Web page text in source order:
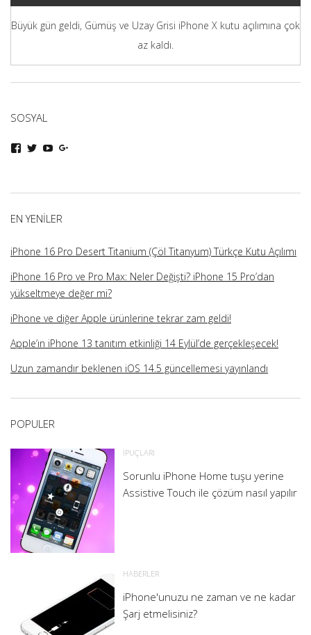
Büyük gün geldi, Gümüş ve Uzay Grisi iPhone X kutu açılımına çok
az kaldı.
SOSYAL
iphoneturka
profilini
iphoneturka
profilini
iphoneturka
profiliniprofilini
EN YENILER
iPhone 16 Pro Desert Titanium (Çöl Titanyum) Türkçe Kutu Açılımı
iPhone 16 Pro ve Pro Max: Neler Değişti? iPhone 15 Pro’dan
yükseltmeye değer mi?
iPhone ve diğer Apple ürünlerine tekrar zam geldi!
Apple’ın iPhone 13 tanıtım etkinliği 14 Eylül’de gerçekleşecek!
Uzun zamandır beklenen iOS 14.5 güncellemesi yayınlandı
POPULER
İPUÇLARI
Sorunlu iPhone Home tuşu yerine
Assistive Touch ile çözüm nasıl yapılır
HABERLER
iPhone'unuzu ne zaman ve ne kadar
Şarj etmelisiniz?